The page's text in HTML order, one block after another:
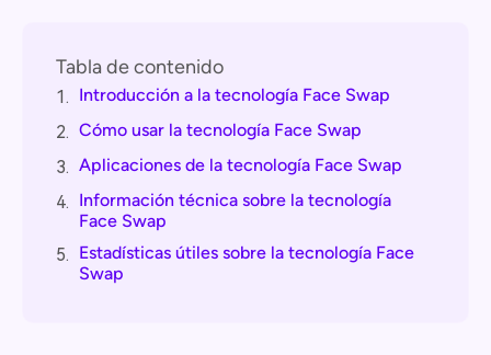
Tabla de contenido
1. Introducción a la tecnología Face Swap
2. Cómo usar la tecnología Face Swap
3. Aplicaciones de la tecnología Face Swap
4. Información técnica sobre la tecnología
Face Swap
5. Estadísticas útiles sobre la tecnología Face
Swap